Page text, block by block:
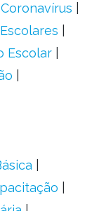
Coronavírus
Escolar